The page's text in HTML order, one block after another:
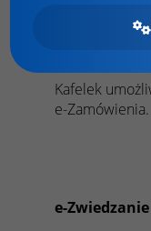
Kafelek
e-Zamówienia.
e-Zwiedzanie